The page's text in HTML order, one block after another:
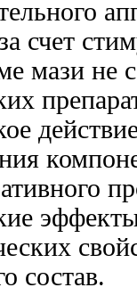
счет
мази не
состав.